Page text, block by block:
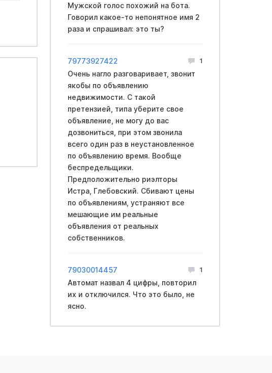
Мужской голос похожий на бота.
Говорил какое-то непонятное имя 2
раза и спрашивал: это ты?
79773927422 1
Очень нагло разговаривает, звонит
якобы по объявлению
недвижимости. С такой
претензией, типа уберите свое
объявление, не могу до вас
дозвониться, при этом звонила
всего один раз в неустановленное
по объявлению время. Вообще
беспредельщики.
Предположительно риэлторы
Истра, Глебовский. Сбивают цены
по объявлениям, устраняют все
мешающие им реальные
объявления от реальных
собственников.
79030014457 1
Автомат назвал 4 цифры, повторил
их и отключился. Что это было, не
ясно.